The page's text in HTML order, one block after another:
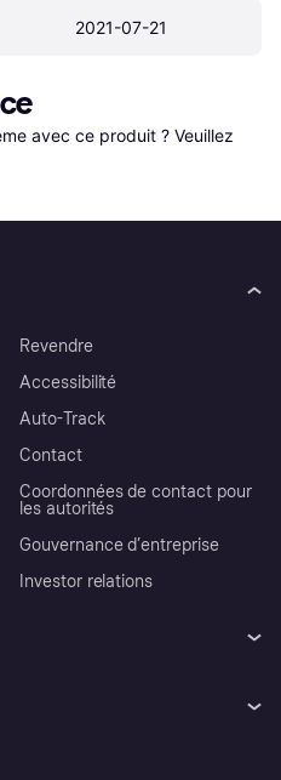
2021-07-21
avec ce produit ? Veuillez
Revendre
Accessibilité
Auto-Track
Contact
Coordonnées de contact pour
les autorités
Gouvernance d’entreprise
Investor relations